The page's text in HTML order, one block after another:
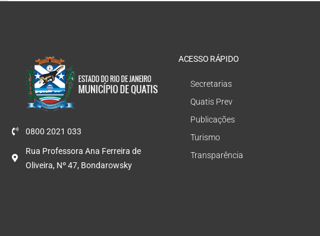
0800 2021 033
Rua Professora Ana Ferreira de
Oliveira, Nº 47, Bondarowsky
ACESSO RÁPIDO
Secretarias
Quatis Prev
Publicações
Turismo
Transparência